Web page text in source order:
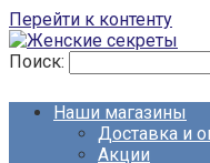
Перейти к контенту
Поиск:
Наши магазины
Доставка и
Акции